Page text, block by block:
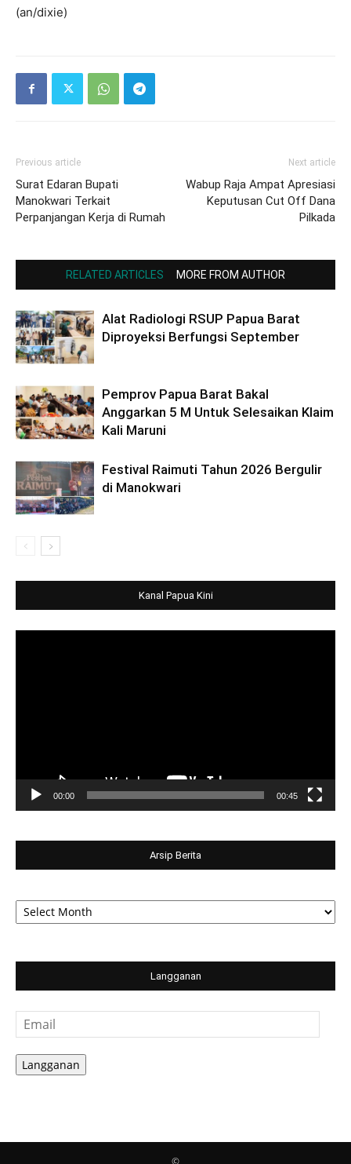
(an/dixie)
Previous article
Surat Edaran Bupati
Manokwari Terkait
Perpanjangan Kerja di Rumah
Next article
Wabup Raja Ampat Apresiasi
Keputusan Cut Off Dana
Pilkada
RELATED ARTICLES MORE FROM AUTHOR
Alat Radiologi RSUP Papua Barat
Diproyeksi Berfungsi September
Pemprov Papua Barat Bakal
Anggarkan 5 M Untuk Selesaikan Klaim
Kali Maruni
Festival Raimuti Tahun 2026 Bergulir
di Manokwari
Kanal Papua Kini
00:00 00:45
Arsip Berita
Arsip
Berita
Langganan
Email
Langganan
©